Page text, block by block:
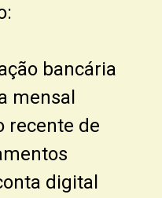
bancária
mensal
recente de
digital